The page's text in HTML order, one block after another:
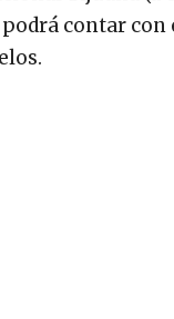
podrá contar